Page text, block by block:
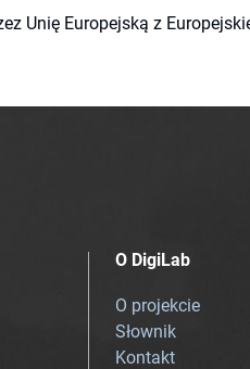
Unię Europejską z
O DigiLab
O projekcie
Słownik
Kontakt